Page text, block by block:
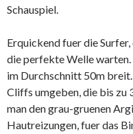
Schauspiel.
Erquickend fuer die
die perfekte Welle
im Durchschnitt 50m
Cliffs umgeben, die bis zu
man den grau-gruenen
Hautreizungen, fuer das